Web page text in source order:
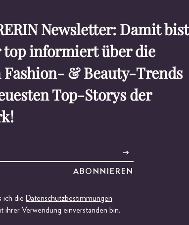
Newsletter: Damit bist
informiert über die
Fashion- & Beauty-Trends
Top-Storys der
ich die Datenschutzbestimmungen
ihrer Verwendung einverstanden bin.